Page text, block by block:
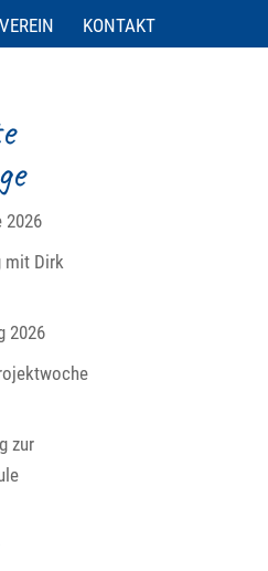
KONTAKT
2026
mit Dirk
2026
zur